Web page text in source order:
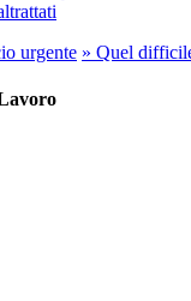
urgente » Quel